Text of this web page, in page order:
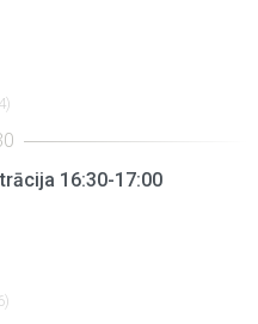
16:30-17:00